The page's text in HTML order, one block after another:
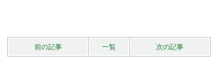
前の記事 一覧 次の記事